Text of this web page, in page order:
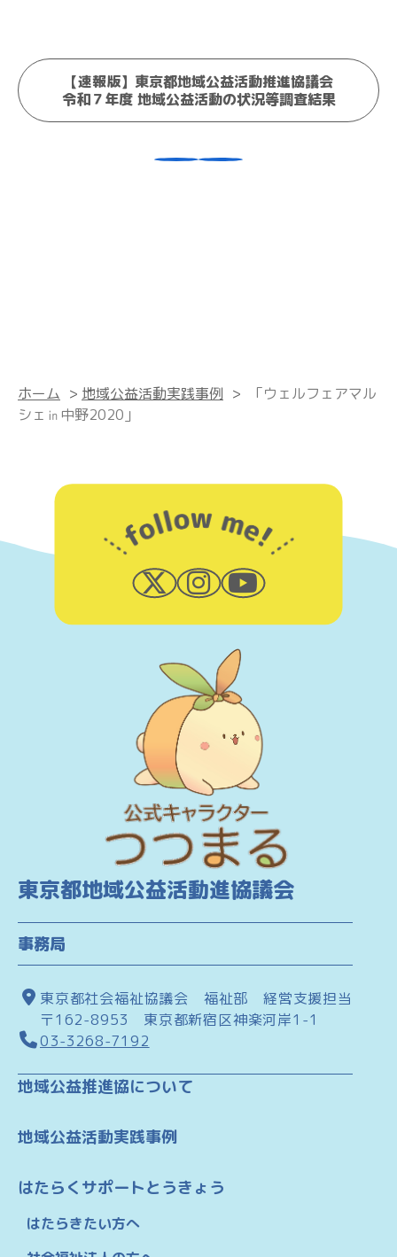
【速報版】東京都地域公益活動推進協議会
令和７年度 地域公益活動の状況等調査結果
ホーム > 地域公益活動実践事例 >
「ウェルフェアマル
シェ㏌中野2020」
東京都地域公益活動進協議会
事務局
東京都社会福祉協議会 福祉部 経営支援担当
〒162-8953 東京都新宿区神楽河岸1-1
03-3268-7192
地域公益推進協について
地域公益活動実践事例
はたらくサポートとうきょう
はたらきたい方へ